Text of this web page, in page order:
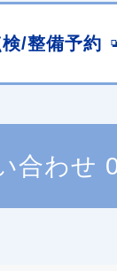
/整備予約
合わせ